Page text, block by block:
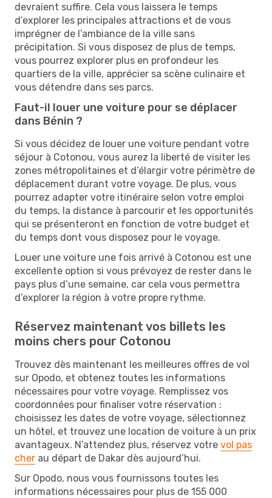
devraient suffire. Cela vous laissera le temps
d’explorer les principales attractions et de vous
imprégner de l’ambiance de la ville sans
précipitation. Si vous disposez de plus de temps,
vous pourrez explorer plus en profondeur les
quartiers de la ville, apprécier sa scène culinaire et
vous détendre dans ses parcs.
Faut-il louer une voiture pour se déplacer
dans Bénin ?
Si vous décidez de louer une voiture pendant votre
séjour à Cotonou, vous aurez la liberté de visiter les
zones métropolitaines et d’élargir votre périmètre de
déplacement durant votre voyage. De plus, vous
pourrez adapter votre itinéraire selon votre emploi
du temps, la distance à parcourir et les opportunités
qui se présenteront en fonction de votre budget et
du temps dont vous disposez pour le voyage.
Louer une voiture une fois arrivé à Cotonou est une
excellente option si vous prévoyez de rester dans le
pays plus d’une semaine, car cela vous permettra
d’explorer la région à votre propre rythme.
Réservez maintenant vos billets les
moins chers pour Cotonou
Trouvez dès maintenant les meilleures offres de vol
sur Opodo, et obtenez toutes les informations
nécessaires pour votre voyage. Remplissez vos
coordonnées pour finaliser votre réservation :
choisissez les dates de votre voyage, sélectionnez
un hôtel, et trouvez une location de voiture à un prix
avantageux. N’attendez plus, réservez votre vol pas
cher au départ de Dakar dès aujourd’hui.
Sur Opodo, nous vous fournissons toutes les
informations nécessaires pour plus de 155 000